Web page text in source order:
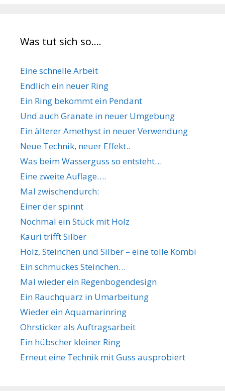
Was tut sich so….
Eine schnelle Arbeit
Endlich ein neuer Ring
Ein Ring bekommt ein Pendant
Und auch Granate in neuer Umgebung
Ein älterer Amethyst in neuer Verwendung
Neue Technik, neuer Effekt..
Was beim Wasserguss so entsteht…
Eine zweite Auflage….
Mal zwischendurch:
Einer der spinnt
Nochmal ein Stück mit Holz
Kauri trifft Silber
Holz, Steinchen und Silber – eine tolle Kombi
Ein schmuckes Steinchen…
Mal wieder ein Regenbogendesign
Ein Rauchquarz in Umarbeitung
Wieder ein Aquamarinring
Ohrsticker als Auftragsarbeit
Ein hübscher kleiner Ring
Erneut eine Technik mit Guss ausprobiert